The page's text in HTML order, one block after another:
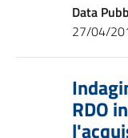
Data
27/04/
RDO